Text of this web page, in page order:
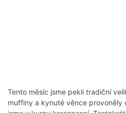
Tento měsíc jsme pekli tradiční
muffiny a kynuté věnce provoněly